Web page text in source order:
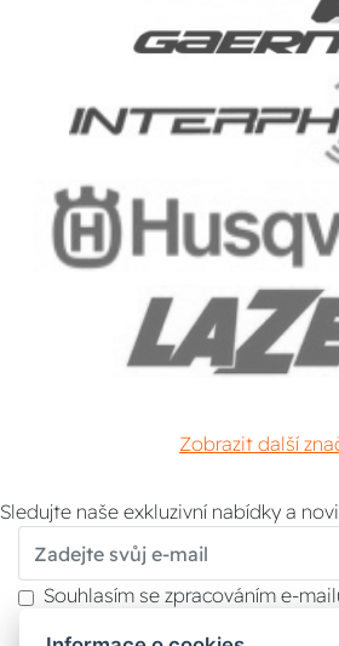
Zobrazit další
Sledujte naše exkluzivní nabídky a
Souhlasím se zpracováním e-